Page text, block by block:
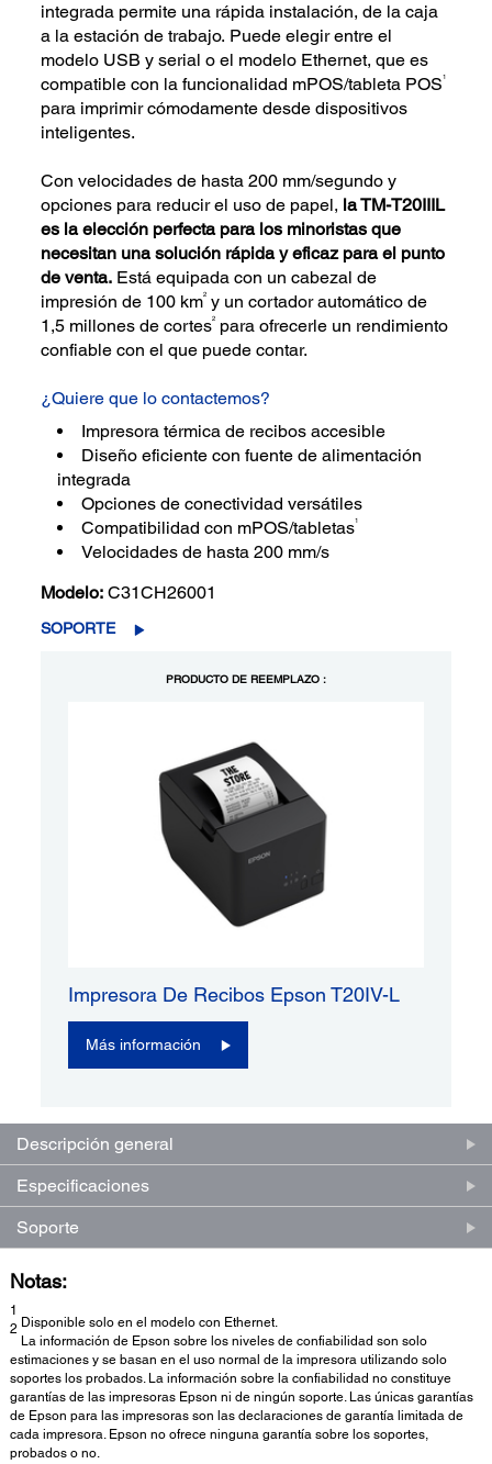
integrada permite una rápida instalación, de la caja
a la estación de trabajo. Puede elegir entre el
modelo USB y serial o el modelo Ethernet, que es
compatible con la funcionalidad mPOS/tableta POS1
para imprimir cómodamente desde dispositivos
inteligentes.
Con velocidades de hasta 200 mm/segundo y
opciones para reducir el uso de papel, la TM-T20IIIL
es la elección perfecta para los minoristas que
necesitan una solución rápida y eficaz para el punto
de venta. Está equipada con un cabezal de
impresión de 100 km2 y un cortador automático de
1,5 millones de cortes2
para ofrecerle un rendimiento
confiable con el que puede contar.
¿Quiere que lo contactemos?
Impresora térmica de recibos accesible
Diseño eficiente con fuente de alimentación
integrada
Opciones de conectividad versátiles
Compatibilidad con mPOS/tabletas1
Velocidades de hasta 200 mm/s
Modelo: C31CH26001
SOPORTE
PRODUCTO DE REEMPLAZO :
Impresora De Recibos Epson T20IV-L
Más información
Descripción general
Especificaciones
Soporte
Notas:
1
Disponible solo en el modelo con Ethernet.
2
La información de Epson sobre los niveles de confiabilidad son solo
estimaciones y se basan en el uso normal de la impresora utilizando solo
soportes los probados. La información sobre la confiabilidad no constituye
garantías de las impresoras Epson ni de ningún soporte. Las únicas garantías
de Epson para las impresoras son las declaraciones de garantía limitada de
cada impresora. Epson no ofrece ninguna garantía sobre los soportes,
probados o no.